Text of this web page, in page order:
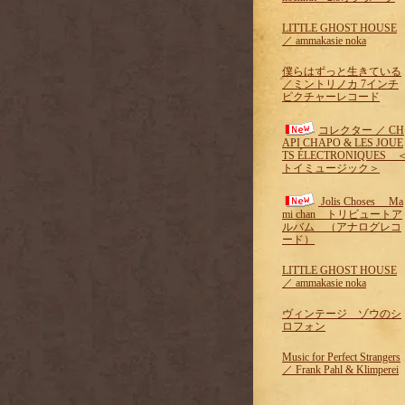
LITTLE GHOST HOUSE
／ ammakasie noka
僕らはずっと生きている
／ミントリノカ 7インチ
ピクチャーレコード
コレクター ／ CH
API CHAPO & LES JOUE
TS ÉLECTRONIQUES
トイミュージック＞
Jolis Choses Ma
mi chan トリビュートア
ルバム （アナログレコ
ード）
LITTLE GHOST HOUSE
／ ammakasie noka
ヴィンテージ ゾウのシ
ロフォン
Music for Perfect Strangers
／ Frank Pahl & Klimperei